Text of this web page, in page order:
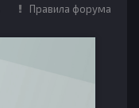
Правила форума